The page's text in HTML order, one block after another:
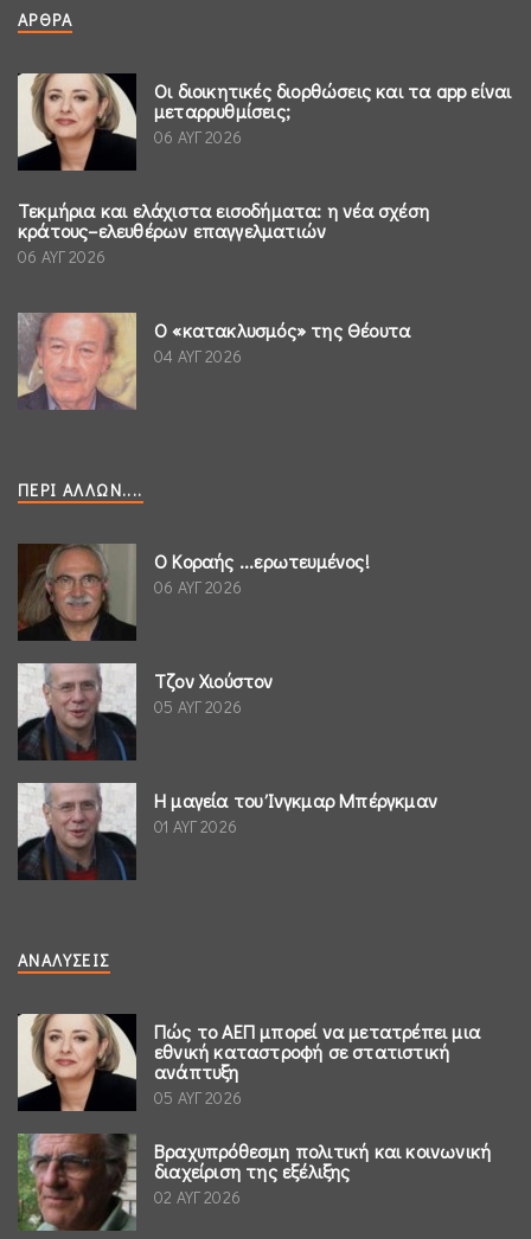
ΆΡΘΡΑ
Οι διοικητικές διορθώσεις και τα app είναι
μεταρρυθμίσεις;
06 ΑΥΓ 2026
Τεκμήρια και ελάχιστα εισοδήματα: η νέα σχέση
κράτους–ελευθέρων επαγγελματιών
06 ΑΥΓ 2026
Ο «κατακλυσμός» της Θέουτα
04 ΑΥΓ 2026
ΠΕΡΊ ΆΛΛΩΝ....
Ο Κοραής ...ερωτευμένος!
06 ΑΥΓ 2026
Τζον Χιούστον
05 ΑΥΓ 2026
Η μαγεία του Ίνγκμαρ Μπέργκμαν
01 ΑΥΓ 2026
ΑΝΑΛΎΣΕΙΣ
Πώς το ΑΕΠ μπορεί να μετατρέπει μια
εθνική καταστροφή σε στατιστική
ανάπτυξη
05 ΑΥΓ 2026
Βραχυπρόθεσμη πολιτική και κοινωνική
διαχείριση της εξέλιξης
02 ΑΥΓ 2026